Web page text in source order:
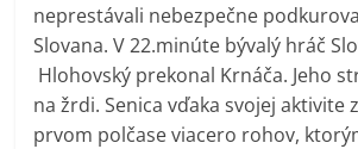
neprestávali nebezpečne
Slovana. V 22.minúte bývalý hráč
Hlohovský prekonal Krnáča. Jeho
na žrdi. Senica vďaka svojej aktivite
prvom polčase viacero rohov,